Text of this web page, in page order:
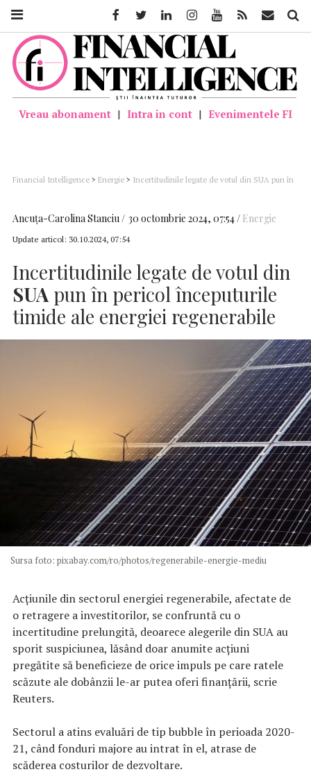
Vreau abonament | Intra in cont | Evenimentele FI
Financial Intelligence > Energie > Incertitudinile legate de votul din SUA pun în
Ancuţa-Carolina Stanciu 30 octombrie 2024, 07:54 Energie
Update articol: 30.10.2024, 07:54
Incertitudinile legate de votul din
SUA pun în pericol începuturile
timide ale energiei regenerabile
Sursa foto: pixabay.com/ro/photos/regenerabile-energie-mediu
Acțiunile din sectorul energiei regenerabile, afectate de
o retragere a investitorilor, se confruntă cu o
incertitudine prelungită, deoarece alegerile din SUA au
sporit suspiciunea, lăsând doar anumite acțiuni
pregătite să beneficieze de orice impuls pe care ratele
scăzute ale dobânzii le-ar putea oferi finanțării, scrie
Reuters.
Sectorul a atins evaluări de tip bubble în perioada 2020-
21, când fonduri majore au intrat în el, atrase de
scăderea costurilor de dezvoltare.
FacebookTwitter LinkedinInstagramYoutube Feed Mail